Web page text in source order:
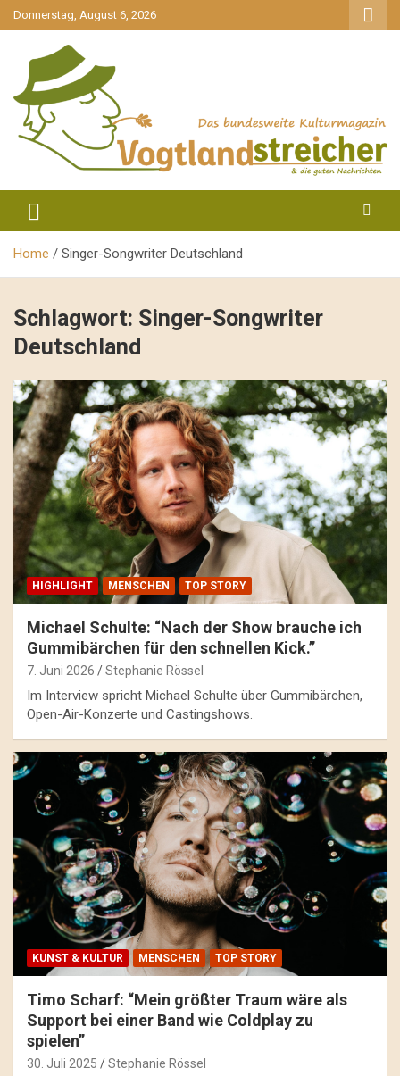
gehe
zum
Donnerstag, August 6, 2026
Vogtlandstreicher
Home Singer-Songwriter Deutschland
Schlagwort: Singer-Songwriter
Deutschland
HIGHLIGHT MENSCHEN TOP STORY
Michael Schulte: “Nach der Show brauche ich
Gummibärchen für den schnellen Kick.”
7. Juni 2026 Stephanie Rössel
Im Interview spricht Michael Schulte über Gummibärchen,
Open-Air-Konzerte und Castingshows.
KUNST & KULTUR MENSCHEN TOP STORY
Timo Scharf: “Mein größter Traum wäre als
Support bei einer Band wie Coldplay zu
spielen”
30. Juli 2025 Stephanie Rössel